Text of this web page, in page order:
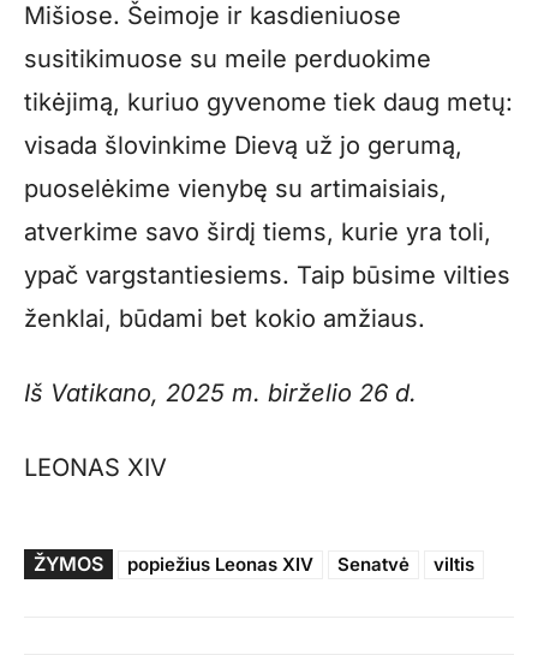
Mišiose. Šeimoje ir kasdieniuose
susitikimuose su meile perduokime
tikėjimą, kuriuo gyvenome tiek daug metų:
visada šlovinkime Dievą už jo gerumą,
puoselėkime vienybę su artimaisiais,
atverkime savo širdį tiems, kurie yra toli,
ypač vargstantiesiems. Taip būsime vilties
ženklai, būdami bet kokio amžiaus.
Iš Vatikano, 2025 m. birželio 26 d.
LEONAS XIV
ŽYMOS popiežius Leonas XIV Senatvė viltis